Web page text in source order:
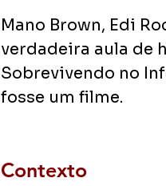
Mano Brown, Edi
verdadeira aula de
Sobrevivendo no
fosse um filme.
Contexto